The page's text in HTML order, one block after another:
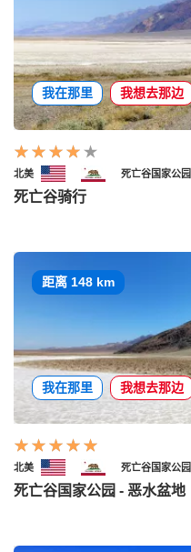
我在那里 我想去那边
北美 死亡谷国家公园
死亡谷骑行
距离 148 km
我在那里 我想去那边
北美 死亡谷国家公园
死亡谷国家公园 - 恶水盆地